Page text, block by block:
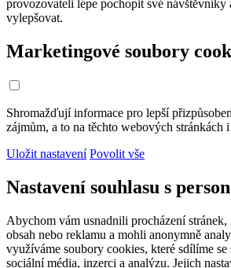
provozovateli lépe pochopit své návštěvníky
vylepšovat.
Marketingové soubory
Shromažďují informace pro lepší
zájmům, a to na těchto webových stránkách
Uložit nastavení Povolit vše
Nastavení souhlasu s
Abychom vám usnadnili procházení
obsah nebo reklamu a mohli anonymně
využíváme soubory cookies, které sdílíme
sociální média, inzerci a analýzu. Jejich